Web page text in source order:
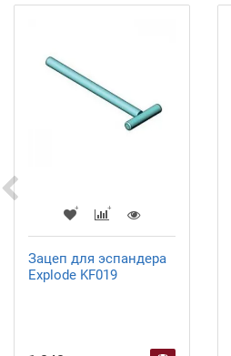
Зацеп для эспандера
Explode KF019